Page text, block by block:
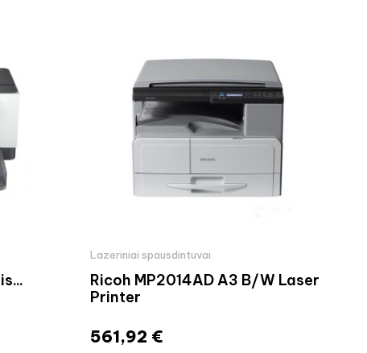
Lazeriniai spausdintuvai
Ricoh MP2014AD A3 B/W Laser
Printer
561,92 €